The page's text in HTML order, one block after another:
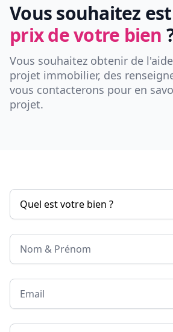
Vous souhaitez
prix de votre bien
Vous souhaitez obtenir de
projet immobilier, des
vous contacterons pour en
projet.
Nom & Prénom
Email